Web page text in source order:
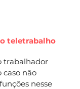
teletrabalho
trabalhador
não
nesse